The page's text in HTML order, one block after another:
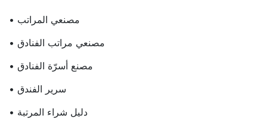
• مصنعي المراتب
• مصنعي مراتب الفنادق
• مصنع أسرّة الفنادق
• سرير الفندق
• دليل شراء المرتبة